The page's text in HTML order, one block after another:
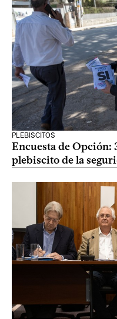
PLEBISCITOS
Encuesta de Opción:
plebiscito de la